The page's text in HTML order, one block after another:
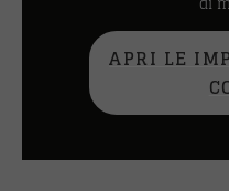
APRI LE